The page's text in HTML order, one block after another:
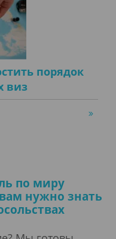
порядок
виз
по миру
нужно знать